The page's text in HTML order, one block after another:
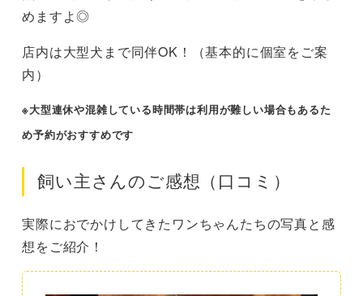
めますよ◎
店内は大型犬まで同伴OK！（基本的に個室をご案
内）
※大型連休や混雑している時間帯は利用が難しい場合もあるた
め予約がおすすめです
飼い主さんのご感想（口コミ）
実際におでかけしてきたワンちゃんたちの写真と感
想をご紹介！